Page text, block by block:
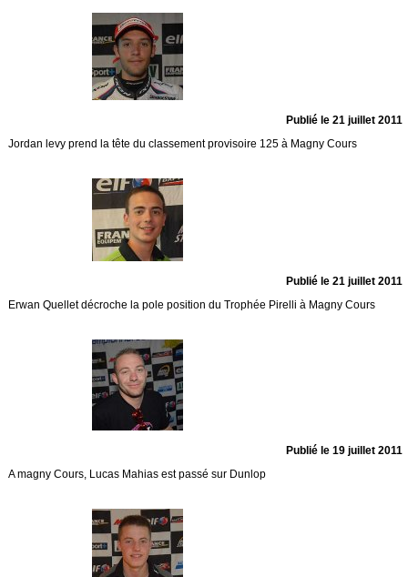
Publié le 21 juillet 2011
Jordan levy prend la tête du classement provisoire 125 à Magny Cours
Publié le 21 juillet 2011
Erwan Quellet décroche la pole position du Trophée Pirelli à Magny Cours
Publié le 19 juillet 2011
A magny Cours, Lucas Mahias est passé sur Dunlop